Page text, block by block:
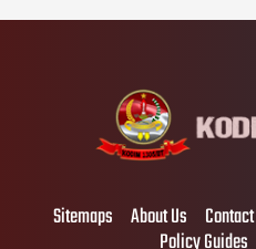
Sitemaps About Us